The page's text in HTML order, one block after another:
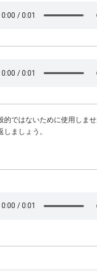
ではないために使用しま
ましょう。